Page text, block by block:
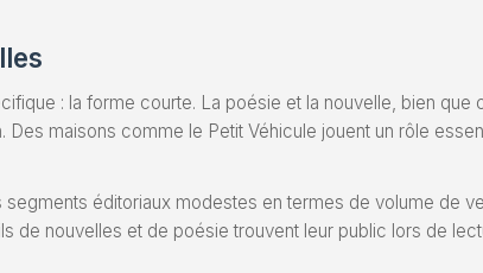
: la forme courte. La poésie et la nouvelle, bien que
maisons comme le Petit Véhicule jouent un rôle
éditoriaux modestes en termes de volume de
de nouvelles et de poésie trouvent leur public lors de